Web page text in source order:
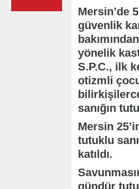
Mersin’de
güvenlik
yönelik
S.P.C., ilk
otizmli
sanığın
Mersin
tutuklu
katıldı.
gündür